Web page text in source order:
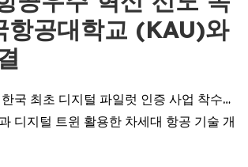
항공대학교 (KAU)와
국 최초 디지털 파일럿 인증 사업 착수…
디지털 트윈 활용한 차세대 항공 기술 개